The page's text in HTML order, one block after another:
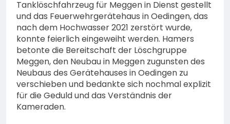
Tanklöschfahrzeug für Meggen in Dienst gestellt
und das Feuerwehrgerätehaus in Oedingen, das
nach dem Hochwasser 2021 zerstört wurde,
konnte feierlich eingeweiht werden. Hamers
betonte die Bereitschaft der Löschgruppe
Meggen, den Neubau in Meggen zugunsten des
Neubaus des Gerätehauses in Oedingen zu
verschieben und bedankte sich nochmal explizit
für die Geduld und das Verständnis der
Kameraden.